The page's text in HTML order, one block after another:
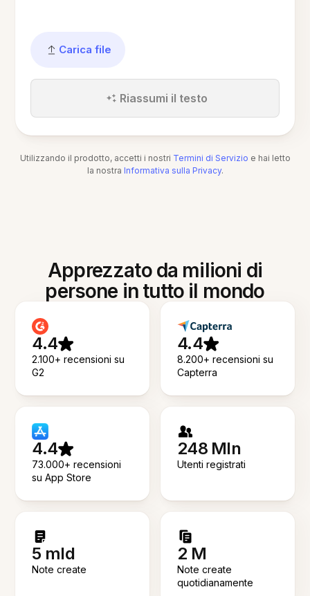
Carica file
Riassumi il testo
Utilizzando il prodotto, accetti i nostri Termini di Servizio e hai letto
la nostra Informativa sulla Privacy.
Apprezzato da milioni di
persone in tutto il mondo
4.4
2.100+ recensioni su
G2
4.4
8.200+ recensioni su
Capterra
4.4
73.000+ recensioni
su App Store
248 Mln
Utenti registrati
5 mld
Note create
2 M
Note create
quotidianamente